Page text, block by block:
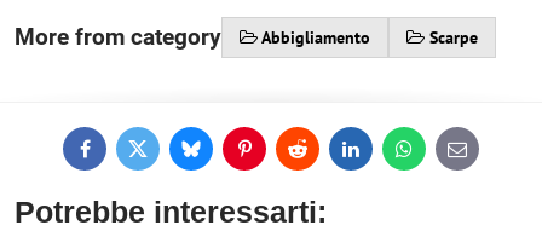
More from category Abbigliamento Scarpe
FacebookTwitterBlueskyPinterestReddit LinkedInWhatsApp
E-
mail
Potrebbe interessarti: